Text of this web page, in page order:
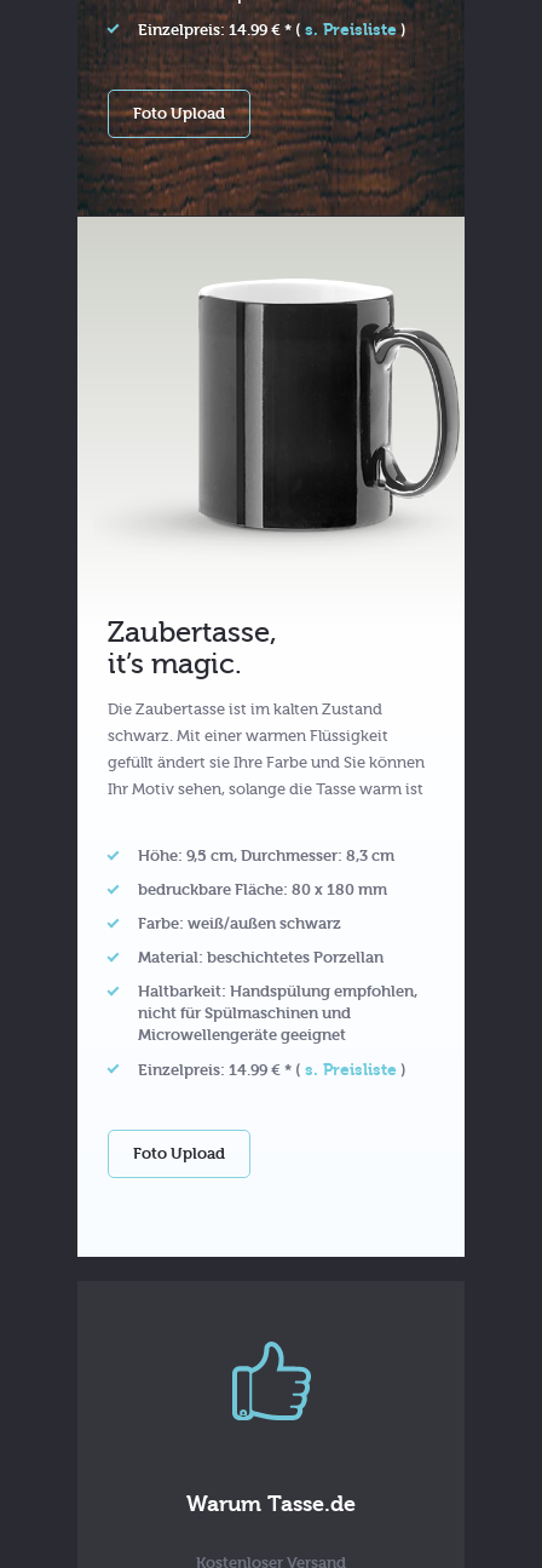
Einzelpreis: 14.99 € * ( s. Preisliste)
Foto Upload
Zaubertasse,
it’s magic.
Die Zaubertasse ist im kalten Zustand
schwarz. Mit einer warmen Flüssigkeit
gefüllt ändert sie Ihre Farbe und Sie können
Ihr Motiv sehen, solange die Tasse warm ist
Höhe: 9,5 cm, Durchmesser: 8,3 cm
bedruckbare Fläche: 80 x 180 mm
Farbe: weiß/außen schwarz
Material: beschichtetes Porzellan
Haltbarkeit: Handspülung empfohlen,
nicht für Spülmaschinen und
Microwellengeräte geeignet
Einzelpreis: 14.99 € * ( s. Preisliste )
Foto Upload
Warum Tasse.de
Kostenloser Versand